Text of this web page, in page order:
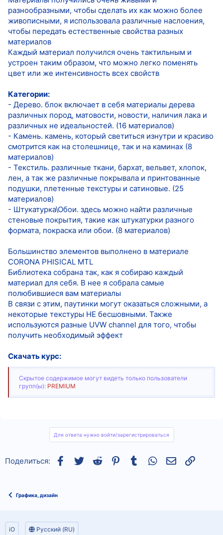
разнообразными, чтобы сделать их как можно более
живописными, я использовала различные наслоения,
чтобы передать естественные свойства разных
материалов
Каждый материал получился очень тактильным и
устроен таким образом, что можно легко поменять
цвет или же интенсивность всех свойств
Категории:
- Дерево. блок включает в себя материалы дерева
различных пород, матовости, новости, наличия лака и
различных не идеальностей. (16 материалов)
- Камень. камень, который светиться изнутри и красиво
смотрится как на столешнице, так и на каминах (8
материалов)
- Текстиль. различные ткани, бархат, вельвет, хлопок,
лен, а так же различные покрывала и принтованные
подушки, плетенные текстуры и сатиновые. (25
материалов)
- Штукатурка\Обои. здесь можно найти различные
стеновые покрытия, такие как штукатурки разного
формата, покраска или обои. (8 материалов)
Большинство элементов выполнено в материале
CORONA PHISICAL MTL
Библиотека собрана так, как я собираю каждый
материал для себя. В нее я собрала самые
полюбившиеся вам материалы
В связи с этим, паутинки могут оказаться сложными, а
некоторые текстуры НЕ бесшовными. Также
используются разные UVW channel для того, чтобы
получить необходимый эффект
Скачать курс:
Скрытое содержимое могут видеть только пользователи
групп(ы): PREMIUM
Для ответа нужно войти/зарегистрироваться
Поделиться: Facebook
TwitterReddit Pinterest
Tumblr WhatsAppСсылка
Графика, дизайн
iO Русский (RU)